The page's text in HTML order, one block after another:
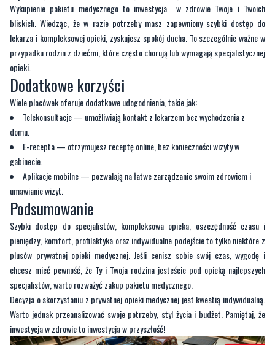
przypadku rodzin z dziećmi, które często chorują lub wymagają specjalistycznej
opieki.
Dodatkowe korzyści
Wiele placówek oferuje dodatkowe udogodnienia, takie jak:
Telekonsultacje — umożliwiają kontakt z lekarzem bez wychodzenia z
domu.
E-recepta — otrzymujesz receptę online, bez konieczności wizyty w
gabinecie.
Aplikacje mobilne — pozwalają na łatwe zarządzanie swoim zdrowiem i
umawianie wizyt.
Podsumowanie
Szybki dostęp do specjalistów, kompleksowa opieka, oszczędność czasu i
pieniędzy, komfort, profilaktyka oraz indywidualne podejście to tylko niektóre z
plusów prywatnej opieki medycznej. Jeśli cenisz sobie swój czas, wygodę i
chcesz mieć pewność, że Ty i Twoja rodzina jesteście pod opieką najlepszych
specjalistów, warto rozważyć zakup pakietu medycznego.
Decyzja o skorzystaniu z prywatnej opieki medycznej jest kwestią indywidualną.
Warto jednak przeanalizować swoje potrzeby, styl życia i budżet. Pamiętaj, że
inwestycja w zdrowie to inwestycja w przyszłość!